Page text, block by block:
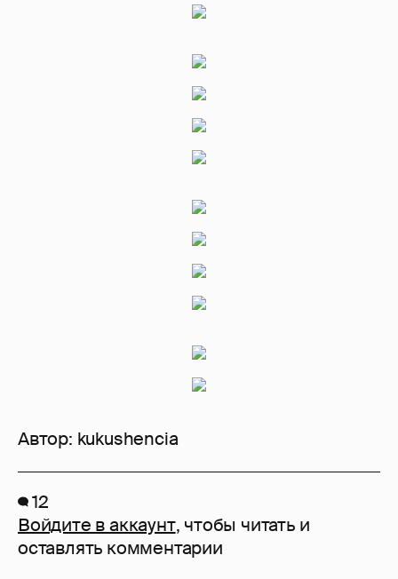
Автор: kukushencia
12
Войдите в аккаунт, чтобы читать и
оставлять комментарии